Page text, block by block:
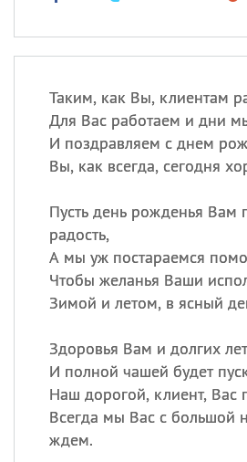
Таким, как Вы, клиентам
Для Вас работаем и дни
И поздравляем с днем
Вы, как всегда, сегодня
Пусть день рожденья Вам
радость,
А мы уж постараемся
Чтобы желанья Ваши
Зимой и летом, в ясный
Здоровья Вам и долгих
И полной чашей будет
Наш дорогой, клиент, Вас
Всегда мы Вас с большой
ждем.